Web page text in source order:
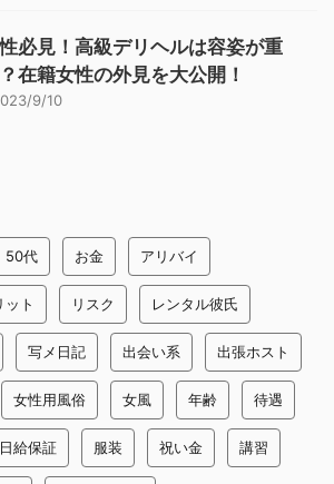
必見！高級デリヘルは容姿が重
在籍女性の外見を大公開！
9/10
50代 お金 アリバイ
ット リスク レンタル彼氏
写メ日記 出会い系 出張ホスト
女性用風俗 女風 年齢 待遇
日給保証 服装 祝い金 講習